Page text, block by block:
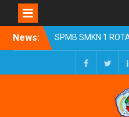
News:
SPMB SMKN 1
Tahun Ajaran
Resmi Dibuka
Pengumuman
Tahun Ajaran 2025-
Realisasi Dana
Reguler Tahap 1
Facebook